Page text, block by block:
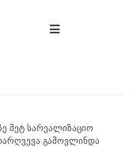
მეტ სარეალიზაციო
გამოვლინდა